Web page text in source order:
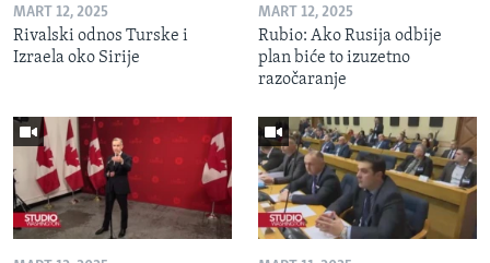
MART 12, 2025
Rivalski odnos Turske i
Izraela oko Sirije
MART 12, 2025
Rubio: Ako Rusija odbije
plan biće to izuzetno
razočaranje